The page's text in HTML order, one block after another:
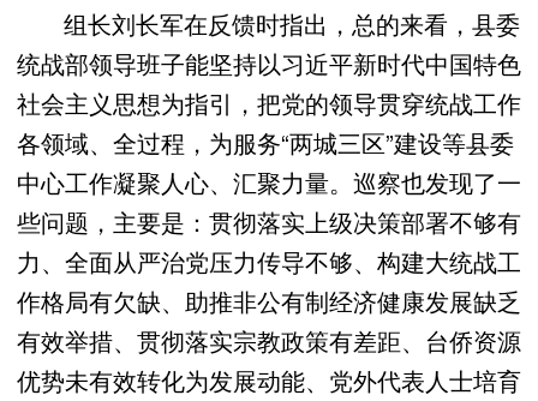
组长刘长军在反馈时指出，总的来看，县委
统战部领导班子能坚持以习近平新时代中国特色
社会主义思想为指引，把党的领导贯穿统战工作
各领域、全过程，为服务“两城三区”建设等县委
中心工作凝聚人心、汇聚力量。巡察也发现了一
些问题，主要是：贯彻落实上级决策部署不够有
力、全面从严治党压力传导不够、构建大统战工
作格局有欠缺、助推非公有制经济健康发展缺乏
有效举措、贯彻落实宗教政策有差距、台侨资源
优势未有效转化为发展动能、党外代表人士培育